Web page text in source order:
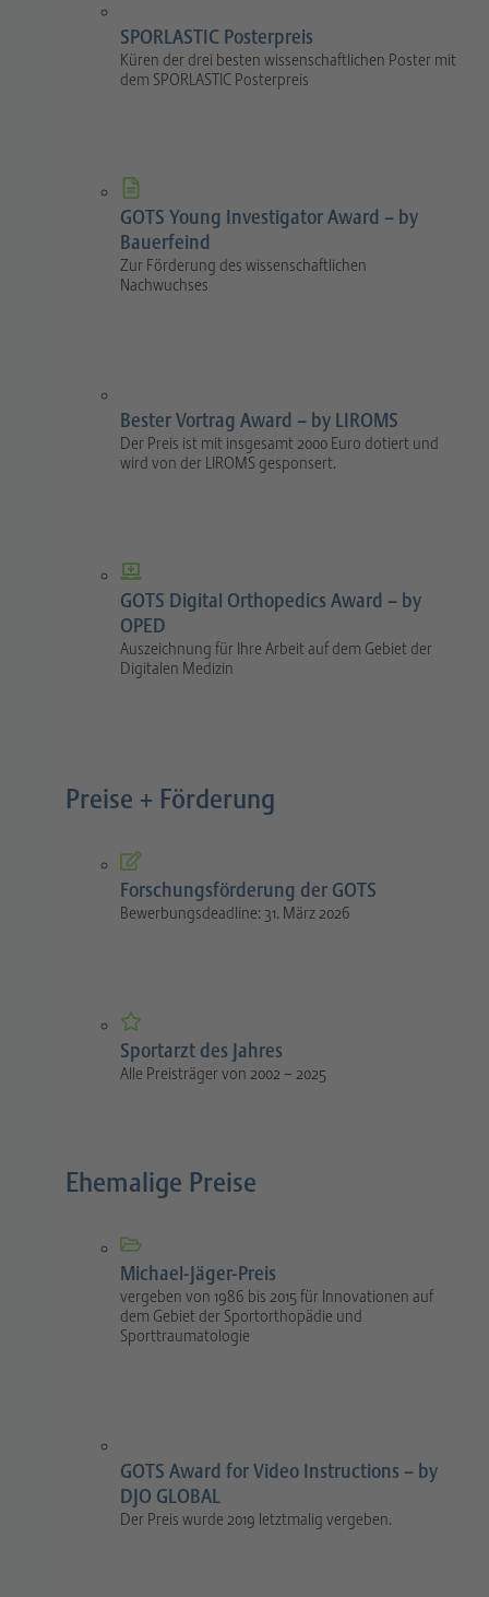
SPORLASTIC Posterpreis
Küren der drei besten wissenschaftlichen Poster mit
dem SPORLASTIC Posterpreis
GOTS Young Investigator Award – by
Bauerfeind
Zur Förderung des wissenschaftlichen
Nachwuchses
Bester Vortrag Award – by LIROMS
Der Preis ist mit insgesamt 2000 Euro dotiert und
wird von der LIROMS gesponsert.
GOTS Digital Orthopedics Award – by
OPED
Auszeichnung für Ihre Arbeit auf dem Gebiet der
Digitalen Medizin
Preise + Förderung
Forschungsförderung der GOTS
Bewerbungsdeadline: 31. März 2026
Sportarzt des Jahres
Alle Preisträger von 2002 – 2025
Ehemalige Preise
Michael-Jäger-Preis
vergeben von 1986 bis 2015 für Innovationen auf
dem Gebiet der Sportorthopädie und
Sporttraumatologie
GOTS Award for Video Instructions – by
DJO GLOBAL
Der Preis wurde 2019 letztmalig vergeben.